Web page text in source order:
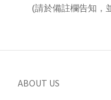
(請於備註欄告知，
ABOUT US